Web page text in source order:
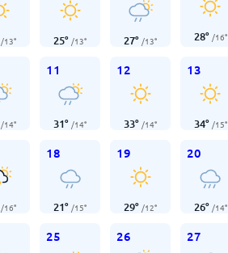
/13° 25° /13° 27° /13° 28° /16°
/14°
11
31° /14°
12
33° /14°
13
34° /15°
/16°
18
21° /15°
19
29° /12°
20
26° /14°
25 26 27